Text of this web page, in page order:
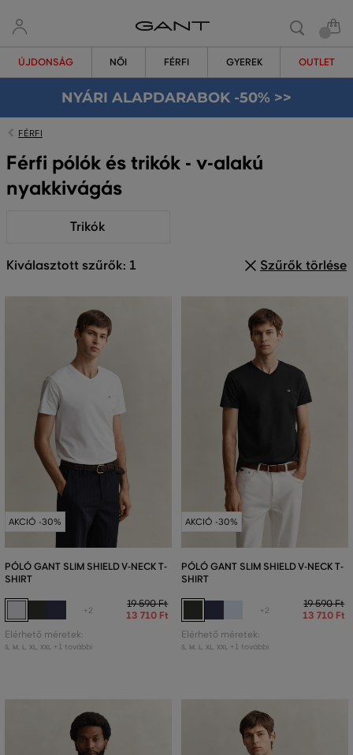
ÚJDONSÁG NŐI FÉRFI GYEREK OUTLET
NYÁRI ALAPDARABOK -50% >>
FÉRFI
Férfi pólók és trikók - v-alakú
nyakkivágás
Trikók
Kiválasztott szűrők: 1 Szűrők törlése
AKCIÓ -30%
PÓLÓ GANT SLIM SHIELD V-NECK T-
SHIRT
+2
19 590 Ft
13 710 Ft
Elérhető méretek:
S, M L XL XXL +1 további
AKCIÓ -30%
PÓLÓ GANT SLIM SHIELD V-NECK T-
SHIRT
+2
19 590 Ft
13 710 Ft
Elérhető méretek:
S, M L XL XXL +1 további